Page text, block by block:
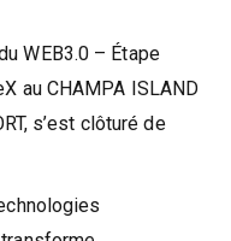
WEB3.0 – Étape
au CHAMPA ISLAND
s’est clôturé de